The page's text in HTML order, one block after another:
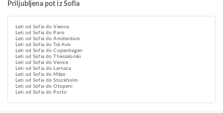
Priljubljena pot iz Sofia
Leti od Sofia do Vienna
Leti od Sofia do Paris
Leti od Sofia do Amsterdam
Leti od Sofia do Tel Aviv
Leti od Sofia do Copenhagen
Leti od Sofia do Thessaloniki
Leti od Sofia do Venice
Leti od Sofia do Larnaca
Leti od Sofia do Milan
Leti od Sofia do Stockholm
Leti od Sofia do Otopeni
Leti od Sofia do Porto